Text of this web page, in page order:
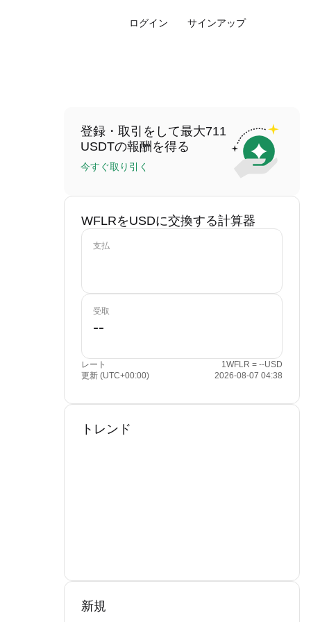
ログイン サインアップ
登録・取引をして最大711
USDTの報酬を得る
今すぐ取り引く
WFLRをUSDに交換する計算器
支払
受取
レート
1WFLR = --USD
更新 (UTC+00:00)
2026-08-07 04:38
トレンド
新規